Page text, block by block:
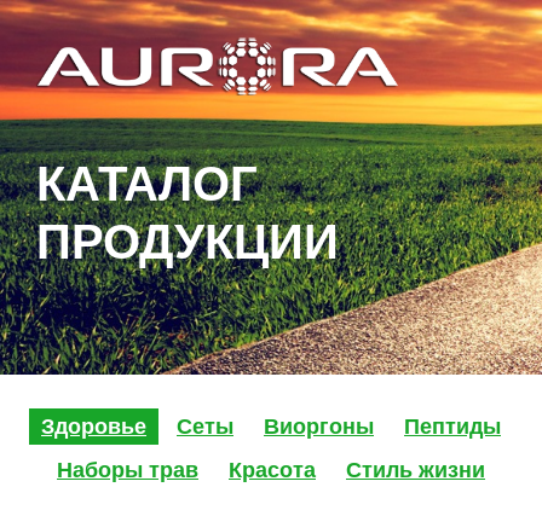
КАТАЛОГ
ПРОДУКЦИИ
Здоровье Сеты Виоргоны
Пептиды
Наборы трав
Красота Стиль жизни